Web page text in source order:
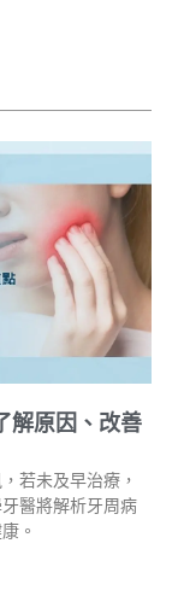
解原因、改善
若未及早治療，
醫將解析牙周病
。